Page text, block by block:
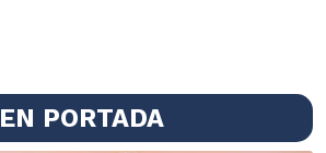
EN PORTADA